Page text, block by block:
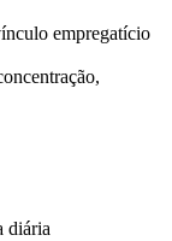
empregatício
diária